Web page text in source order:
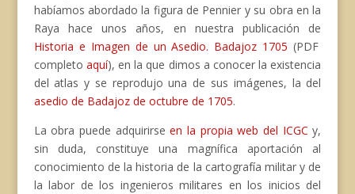
habíamos abordado la figura de Pennier y su obra en la
Raya hace unos años, en nuestra publicación de
Historia e Imagen de un Asedio. Badajoz 1705 (PDF
completo aquí), en la que dimos a conocer la existencia
del atlas y se reprodujo una de sus imágenes, la del
asedio de Badajoz de octubre de 1705.
La obra puede adquirirseen la propia web del ICGC y,
sin duda, constituye una magnífica aportación al
conocimiento de la historia de la cartografía militar y de
la labor de los ingenieros militares en los inicios del